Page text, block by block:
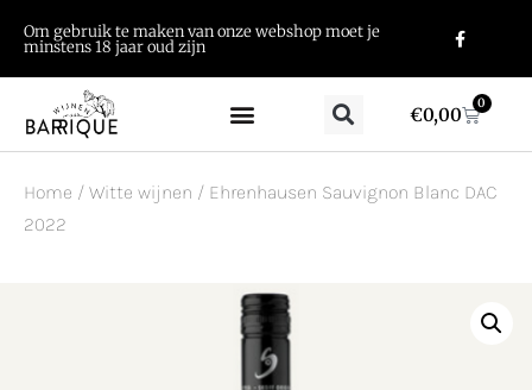
Om gebruik te maken van onze webshop moet je
minstens 18 jaar oud zijn
€0,00
0
Home / Witte wijnen / Ehrenhausen Sauvignon Blanc DAC
2022